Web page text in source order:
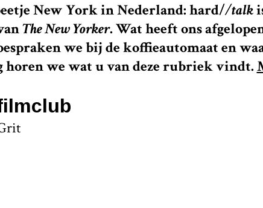
New York in Nederland:hard//talk
The New Yorker. Wat heeft ons
we bij de koffieautomaat en
horen we wat u van deze rubriek vindt.